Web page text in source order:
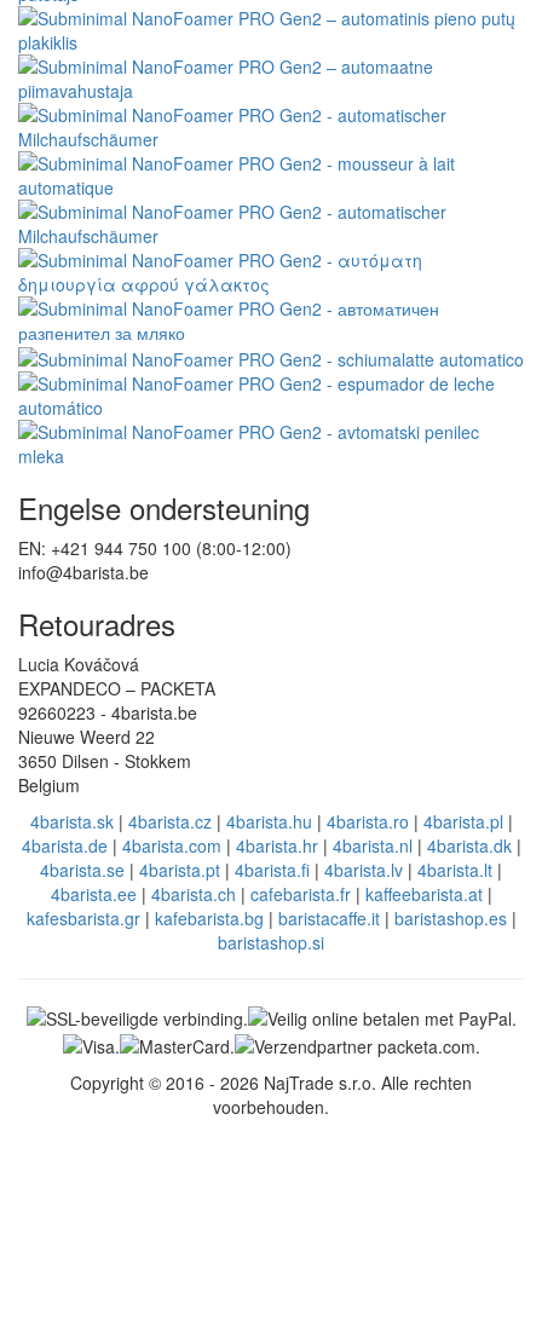
Engelse ondersteuning
EN: +421 944 750 100 (8:00-12:00)
info@4barista.be
Retouradres
Lucia Kováčová
EXPANDECO – PACKETA
92660223 - 4barista.be
Nieuwe Weerd 22
3650 Dilsen - Stokkem
Belgium
4barista.sk| 4barista.cz| 4barista.hu | 4barista.ro | 4barista.pl |
4barista.de| 4barista.com | 4barista.hr| 4barista.nl | 4barista.dk|
4barista.se | 4barista.pt | 4barista.fi | 4barista.lv | 4barista.lt |
4barista.ee| 4barista.ch | cafebarista.fr| kaffeebarista.at|
kafesbarista.gr| kafebarista.bg | baristacaffe.it| baristashop.es|
baristashop.si
Copyright © 2016 - 2026 NajTrade s.r.o. Alle rechten
voorbehouden.